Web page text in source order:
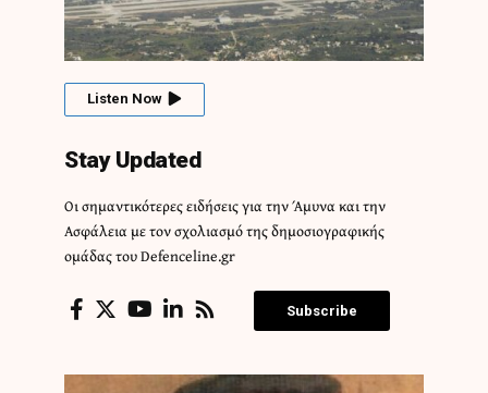
Listen Now
Stay Updated
Οι σημαντικότερες ειδήσεις για την Άμυνα και την
Ασφάλεια με τον σχολιασμό της δημοσιογραφικής
ομάδας του Defenceline.gr
Subscribe